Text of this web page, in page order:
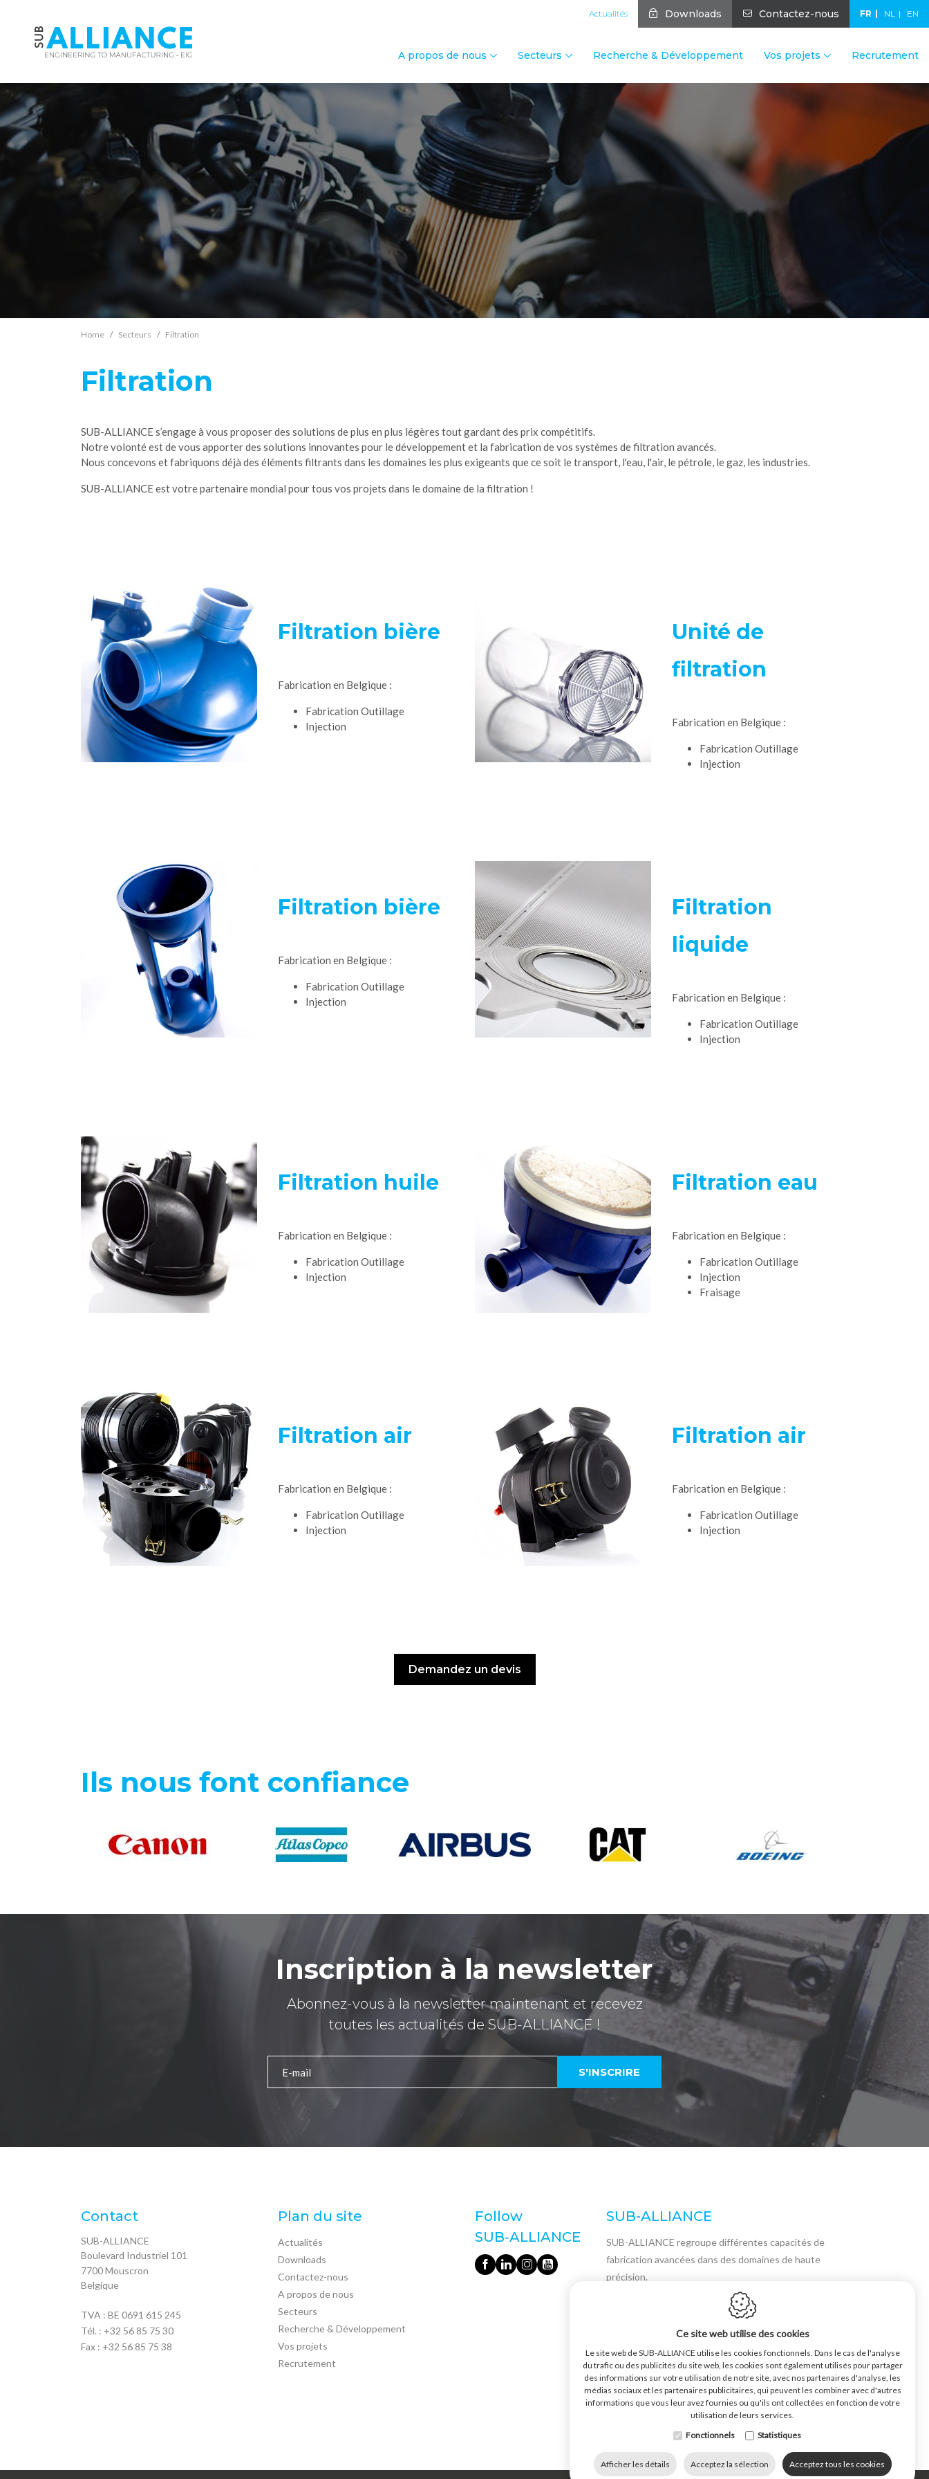
Actualités Downloads Contactez-nous FR NL EN
A propos de nous Secteurs Recherche & Développement Vos projets Recrutement
Home Secteurs Filtration
Filtration
SUB-ALLIANCE s’engage à vous proposer des solutions de plus en plus légères tout gardant des prix compétitifs.
Notre volonté est de vous apporter des solutions innovantes pour le développement et la fabrication de vos systèmes de filtration avancés.
Nous concevons et fabriquons déjà des éléments filtrants dans les domaines les plus exigeants que ce soit le transport, l'eau, l'air, le pétrole, le gaz, les industries.
SUB-ALLIANCE est votre partenaire mondial pour tous vos projets dans le domaine de la filtration !
Filtration bière
Fabrication en Belgique :
Fabrication Outillage
Injection
Unité de
filtration
Fabrication en Belgique :
Fabrication Outillage
Injection
Filtration bière
Fabrication en Belgique :
Fabrication Outillage
Injection
Filtration
liquide
Fabrication en Belgique :
Fabrication Outillage
Injection
Filtration huile
Fabrication en Belgique :
Fabrication Outillage
Injection
Filtration eau
Fabrication en Belgique :
Fabrication Outillage
Injection
Fraisage
Filtration air
Fabrication en Belgique :
Fabrication Outillage
Injection
Filtration air
Fabrication en Belgique :
Fabrication Outillage
Injection
Demandez un devis
Ils nous font confiance
Inscription à la newsletter
Abonnez-vous à la newsletter maintenant et recevez
toutes les actualités de SUB-ALLIANCE !
Contact
SUB-ALLIANCE
Boulevard Industriel 101
7700Mouscron
Belgique
TVA : BE 0691 615 245
Tél. : +32 56 85 75 30
Fax : +32 56 85 75 38
Plan du site
Actualités
Downloads
Contactez-nous
A propos de nous
Secteurs
Recherche & Développement
Vos projets
Recrutement
Follow
SUB‑ALLIANCE
SUB-ALLIANCE
SUB-ALLIANCE regroupe différentes capacités de
fabrication avancées dans des domaines de haute
précision.
Nos différentes équipes permettent une synergie
unique entre le développement et la fabrication de
polymères, de composites, de métaux et d'éléments de
transmission. Nos processus de fabrication sont
qualifiés des meilleurs dans leur catégorie. Ils
garantissent un haut niveau de qualité, renforcés par
des délais de livraison courts.
Ce site web utilise des cookies
Le site web de SUB-ALLIANCE utilise les cookies fonctionnels. Dans le cas de l'analyse
du trafic ou des publicités du site web, les cookies sont également utilisés pour partager
des informations sur votre utilisation de notre site, avec nos partenaires d'analyse, les
médias sociaux et les partenaires publicitaires, qui peuvent les combiner avec d'autres
informations que vous leur avez fournies ou qu'ils ont collectées en fonction de votre
utilisation de leurs services.
Fonctionnels
Statistiques
Afficher les détails Acceptez la sélection Acceptez tous les cookies